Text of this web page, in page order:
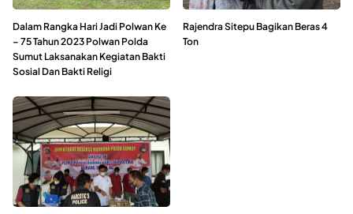
Dalam Rangka Hari Jadi Polwan Ke
– 75 Tahun 2023 Polwan Polda
Sumut Laksanakan Kegiatan Bakti
Sosial Dan Bakti Religi
Rajendra Sitepu Bagikan Beras 4
Ton